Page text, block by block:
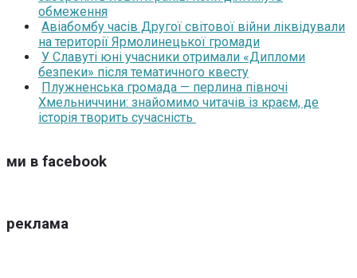
обмеження
Авіабомбу часів Другої світової війни ліквідували
на території Ярмолинецької громади
У Славуті юні учасники отримали «Дипломи
безпеки» після тематичного квесту
Плужненська громада — перлина півночі
Хмельниччини: знайомимо читачів із краєм, де
історія творить сучасність
ми в facebook
реклама